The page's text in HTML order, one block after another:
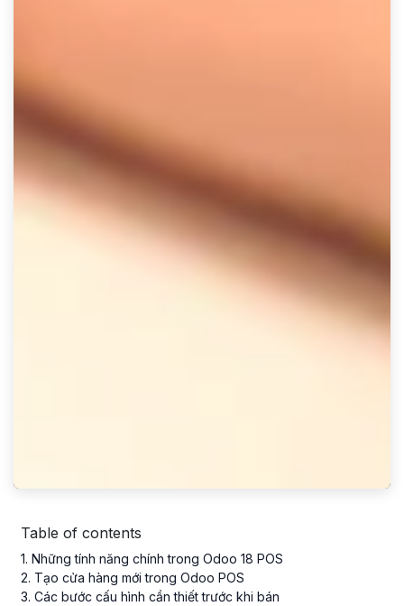
Table of contents
1. Những tính năng chính trong Odoo 18 POS
2. Tạo cửa hàng mới trong Odoo POS
3. Các bước cấu hình cần thiết trước khi bán